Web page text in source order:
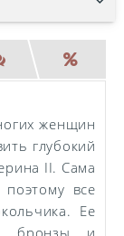
женщин
глубокий
II. Сама
все
Ее
бронзы и